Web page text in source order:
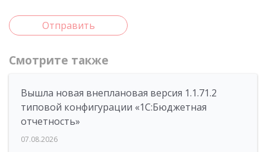
Отправить
Смотрите также
Вышла новая внеплановая версия 1.1.71.2
типовой конфигурации «1C:Бюджетная
отчетность»
07.08.2026